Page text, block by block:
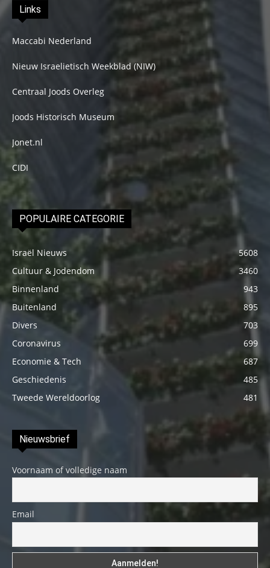
Links
Maccabi Nederland
Nieuw Israelietisch Weekblad (NIW)
Centraal Joods Overleg
Joods Historisch Museum
Jonet.nl
CIDI
POPULAIRE CATEGORIE
Israël Nieuws
5608
Cultuur & Jodendom
3460
Binnenland
943
Buitenland
895
Divers
703
Coronavirus
699
Economie & Tech
687
Geschiedenis
485
Tweede Wereldoorlog
481
Nieuwsbrief
Voornaam of volledige naam
Email